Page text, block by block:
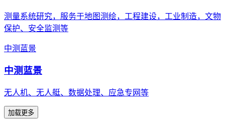
测量系统研究，服务于地图测绘，工程建设，工业制造，文物
保护、安全监测等
中测蓝景
中测蓝景
无人机、无人艇、数据处理、应急专网等
加载更多